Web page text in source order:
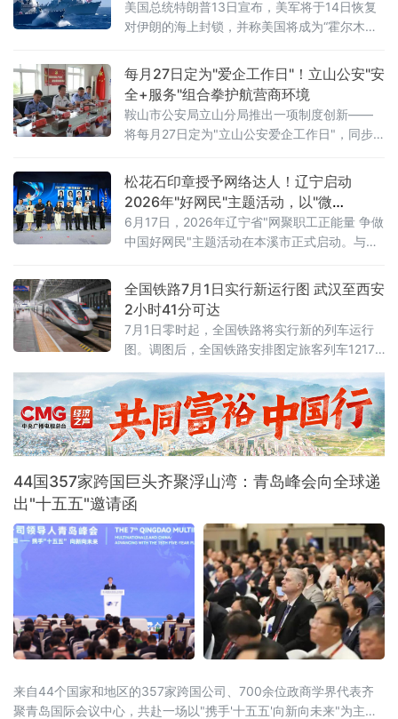
美国总统特朗普13日宣布，美军将于14日恢复
对伊朗的海上封锁，并称美国将成为“霍尔木兹
取20%的费用。美军中央司令部随后确认，封
锁行动将于美国东部时间14日16时（伊朗当地
时间14日23时30分）正式启动。这意味着美伊
两国总统6月17日远程签署的谅解备忘录，在生
效不到一个月后即告名存实亡。从“停火”到“重
每月27日定为"爱企工作日"！立山公安"安
全+服务"组合拳护航营商环境
鞍山市公安局立山分局推出一项制度创新——
将每月27日定为"立山公安爱企工作日"，同步
重点企业开展安全警示教育、专项培训及实战
化应急演练，以"无事不扰、有求必应"为原则，
探索警企联动服务营商环境新路径。鞍山水文
局、鞍山市第八中学、冀东水泥、交运旅游汽
车有限公司、红旗大酒店等20余家企业单位代
松花石印章授予网络达人！辽宁启动
2026年"好网民"主题活动，以"微
光"聚"火炬"
6月17日，2026年辽宁省"网聚职工正能量 争做
中国好网民"主题活动在本溪市正式启动。与以
誉印章，成为全场焦点——它被授予辽宁省
2025年最受欢迎网络达人，以此表彰长期深耕
网络阵地、持续输出主流正向声音的优秀创作
者。活动以"微光成炬 清朗同行"为主题，由辽
宁省总工会、辽宁省委网信办联合主办。启动
仪式上，2025年度活动成
全国铁路7月1日实行新运行图 武汉至西安
2小时41分可达
7月1日零时起，全国铁路将实行新的列车运行
图。调图后，全国铁路安排图定旅客列车12174
列，较现图增加111列，铁路客货运输能力、服
务品质和运行效率进一步提升。
44国357家跨国巨头齐聚浮山湾：青岛峰会向全球递
出"十五五"邀请函
来自44个国家和地区的357家跨国公司、700余位政商学界代表齐
聚青岛国际会议中心，共赴一场以"携手'十五五'向新向未来"为主题